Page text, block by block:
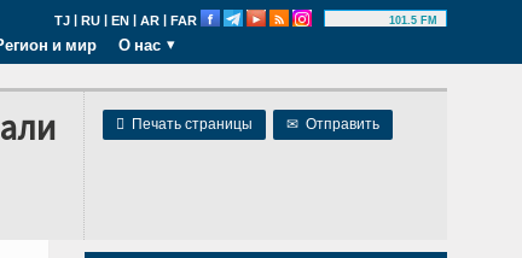
TJ | RU | EN | AR | FAR 101.5 FM
и мир О нас
 Печать страницы ✉ Отправить